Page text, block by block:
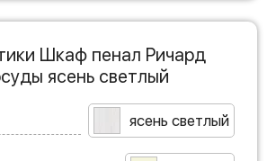
Шкаф пенал Ричард
ясень светлый
ясень светлый